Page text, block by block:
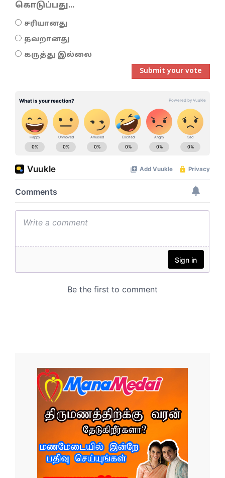
கொடுப்பது...
சரியானது
தவறானது
கருத்து இல்லை
Submit your vote